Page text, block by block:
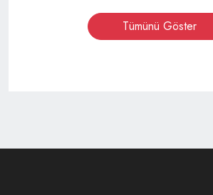
Tümünü Göster